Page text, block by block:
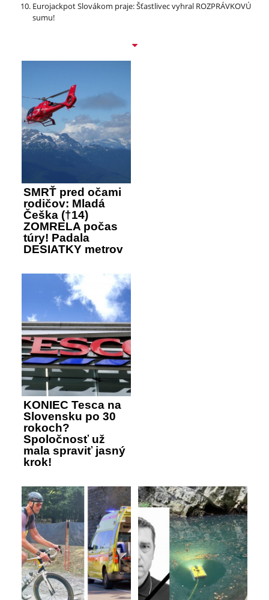
Eurojackpot Slovákom praje: Šťastlivec vyhral ROZPRÁVKOVÚ
sumu!
SMRŤ pred očami
rodičov: Mladá
Češka (†14)
ZOMRELA počas
túry! Padala
DESIATKY metrov
KONIEC Tesca na
Slovensku po 30
rokoch?
Spoločnosť už
mala spraviť jasný
krok!